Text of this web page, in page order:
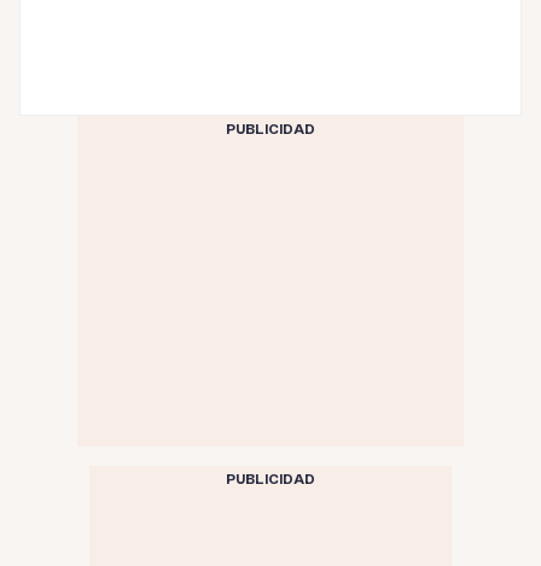
PUBLICIDAD
PUBLICIDAD